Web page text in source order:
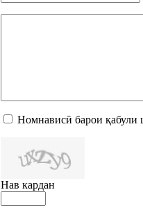
Номнависӣ барои қабули
Нав кардан